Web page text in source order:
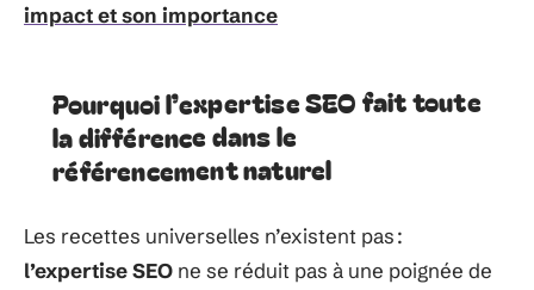
impact et son importance
Pourquoi l’expertise SEO fait toute
la différence dans le
référencement naturel
Les recettes universelles n’existent pas :
l’expertise SEO ne se réduit pas à une poignée de